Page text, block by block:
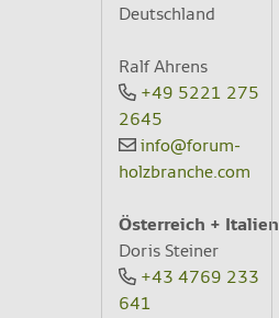
Deutschland
Ralf Ahrens
+49 5221 275
2645
info@forum-
holzbranche.com
Österreich + Italien
Doris Steiner
+43 4769 233
641